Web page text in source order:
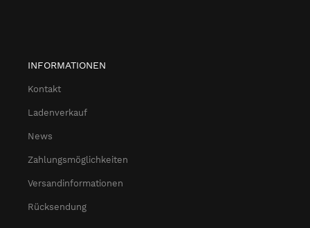
INFORMATIONEN
Kontakt
Ladenverkauf
News
Zahlungsmöglichkeiten
Versandinformationen
Rücksendung